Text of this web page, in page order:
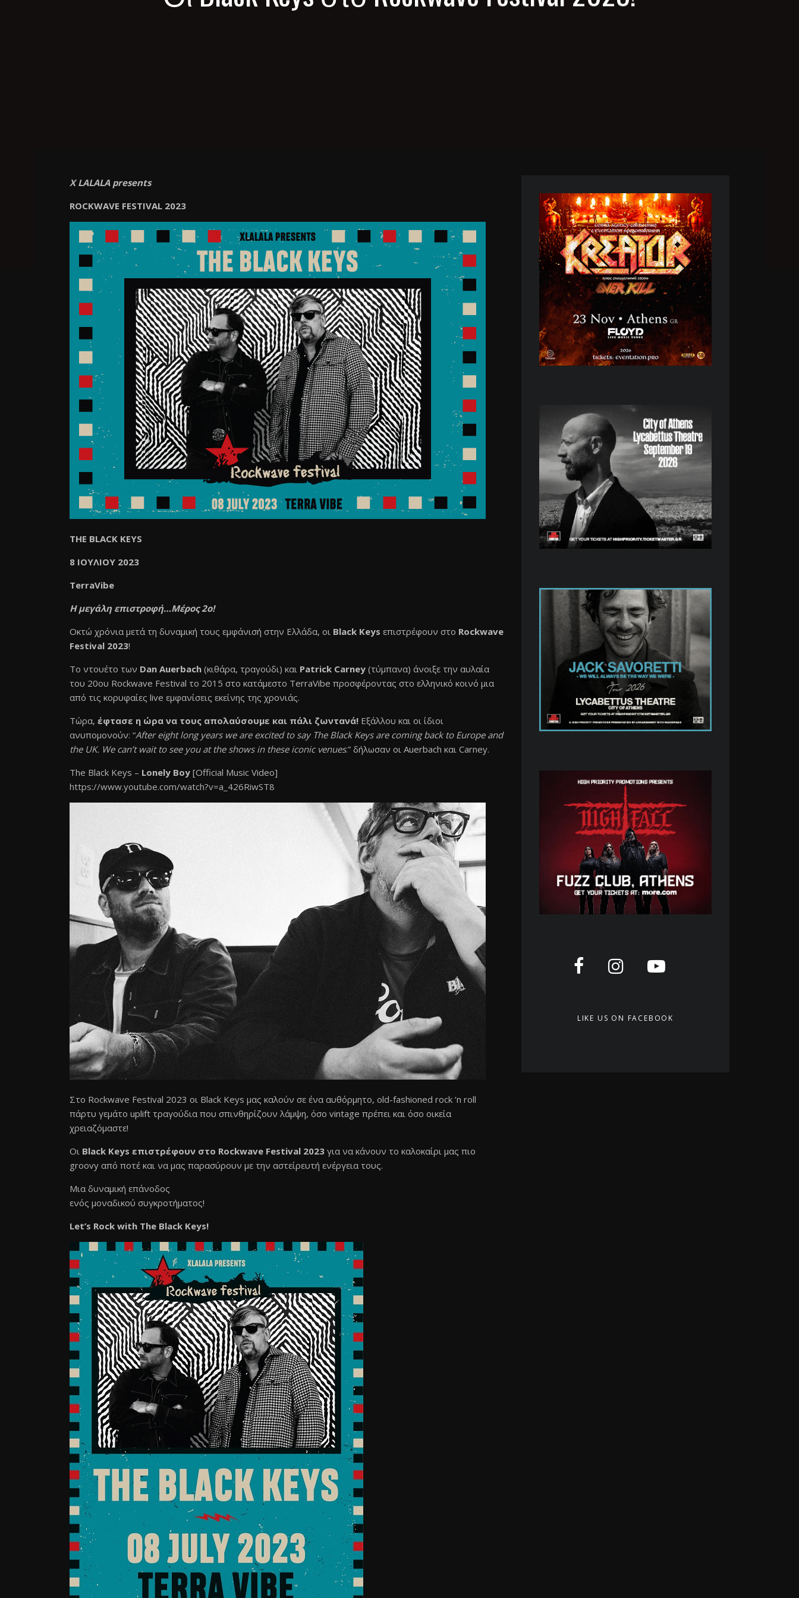
X LALALA presents
ROCKWAVE FESTIVAL 2023
TΗΕ BLACK KEYS
8 ΙΟΥΛΙΟΥ 2023
TerraVibe
Η μεγάλη επιστροφή…Μέρος 2ο!
Οκτώ χρόνια μετά τη δυναμική τους εμφάνισή στην Ελλάδα, οι Black Keys επιστρέφουν στο Rockwave
Festival 2023!
Το ντουέτο των Dan Auerbach (κιθάρα, τραγούδι) και Patrick Carney (τύμπανα) άνοιξε την αυλαία
του 20ου Rockwave Festival το 2015 στο κατάμεστο TerraVibe προσφέροντας στο ελληνικό κοινό μια
από τις κορυφαίες live εμφανίσεις εκείνης της χρονιάς.
Τώρα, έφτασε η ώρα να τους απολαύσουμε και πάλι ζωντανά! Εξάλλου και οι ίδιοι
ανυπομονούν: “After eight long years we are excited to say The Black Keys are coming back to Europe and
the UK. We can’t wait to see you at the shows in these iconic venues.” δήλωσαν οι Auerbach και Carney.
The Black Keys – Lonely Boy [Official Music Video]
https://www.youtube.com/watch?v=a_426RiwST8
Στο Rockwave Festival 2023 οι Black Keys μας καλούν σε ένα αυθόρμητο, old-fashioned rock ‘n roll
πάρτυ γεμάτο uplift τραγούδια που σπινθηρίζουν λάμψη, όσο vintage πρέπει και όσο οικεία
χρειαζόμαστε!
Οι Black Keys επιστρέφουν στο Rockwave Festival 2023 για να κάνουν το καλοκαίρι μας πιο
groovy από ποτέ και να μας παρασύρουν με την αστείρευτή ενέργεια τους.
Μια δυναμική επάνοδος
ενός μοναδικού συγκροτήματος!
Let’s Rock with The Black Keys!
LIKE US ON FACEBOOK